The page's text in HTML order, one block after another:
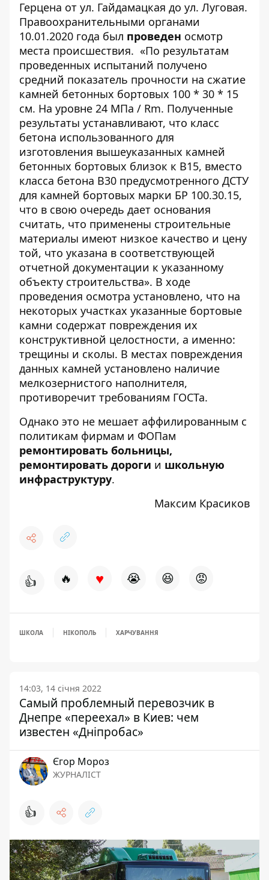
Герцена от ул. Гайдамацкая до ул. Луговая.
Правоохранительными органами
10.01.2020 года был проведен осмотр
места происшествия. «По результатам
проведенных испытаний получено
средний показатель прочности на сжатие
камней бетонных бортовых 100 * 30 * 15
см. На уровне 24 МПа / Rm. Полученные
результаты устанавливают, что класс
бетона использованного для
изготовления вышеуказанных камней
бетонных бортовых близок к В15, вместо
класса бетона В30 предусмотренного ДСТУ
для камней бортовых марки БР 100.30.15,
что в свою очередь дает основания
считать, что применены строительные
материалы имеют низкое качество и цену
той, что указана в соответствующей
отчетной документации к указанному
объекту строительства». В ходе
проведения осмотра установлено, что на
некоторых участках указанные бортовые
камни содержат повреждения их
конструктивной целостности, а именно:
трещины и сколы. В местах повреждения
данных камней установлено наличие
мелкозернистого наполнителя,
противоречит требованиям ГОСТа.
Однако это не мешает аффилированным с
политикам фирмам и ФОПам
ремонтировать больницы,
ремонтировать дороги и школьную
инфраструктуру.
Максим Красиков
👍 🔥 ♥ 😭 😆 😡
ШКОЛА НІКОПОЛЬ ХАРЧУВАННЯ
14:03, 14 січня 2022
Самый проблемный перевозчик в
Днепре «переехал» в Киев: чем
известен «Дніпробас»
Єгор Мороз
ЖУРНАЛІСТ
👍